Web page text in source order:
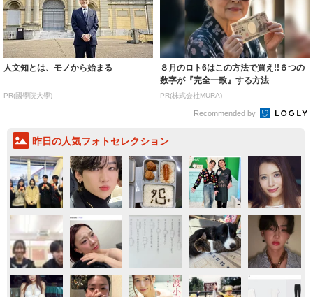
人文知とは、モノから始まる
PR(國學院大學)
８月のロト6はこの方法で買え!!６つの
数字が『完全一致』する方法
PR(株式会社MURA)
Recommended by
昨日の人気フォトセレクション